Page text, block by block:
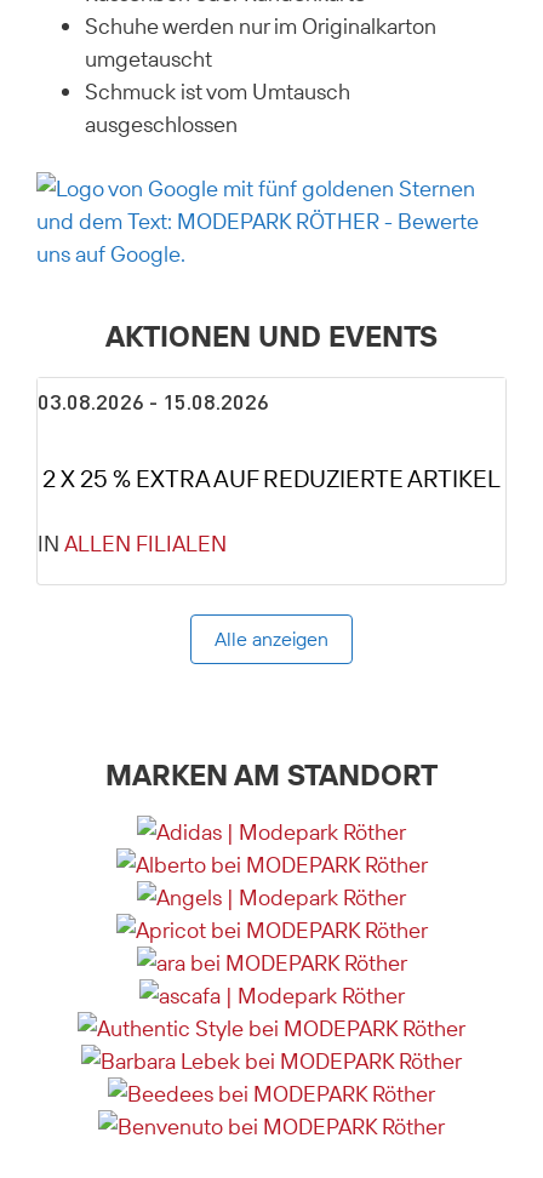
Schuhe werden nur im Originalkarton
umgetauscht
Schmuck ist vom Umtausch
ausgeschlossen
AKTIONEN UND EVENTS
03.08.2026 - 15.08.2026
2 X 25 % EXTRA AUF REDUZIERTE ARTIKEL
IN ALLEN FILIALEN
Alle anzeigen
MARKEN AM STANDORT